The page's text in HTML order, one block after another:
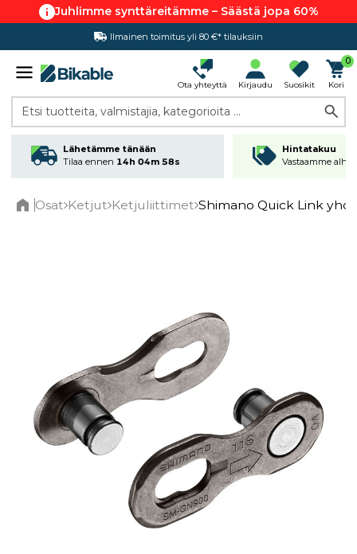
Juhlimme synttäreitämme – Säästä jopa 60%
Ilmainen toimitus yli 80 €* tilauksiin
Hintatakuu
Ota yhteyttä Kirjaudu Suosikit
0
Kori
Etsi tuotteita, valmistajia, kategorioita ...
Lähetämme tänään
Tilaa ennen 14h 04m 58s
Hintatakuu
Vastaamme
Osat Ketjut Ketjuliittimet Shimano Quick Link